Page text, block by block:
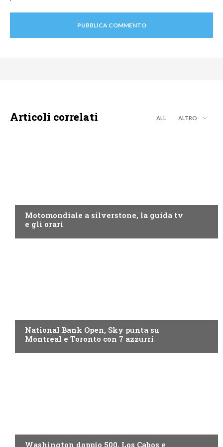
Articoli correlati ALL ALTRO
Motomondiale a silverstone, la guida tv
e gli orari
National Bank Open, Sky punta su
Montreal e Toronto con 7 azzurri
Washington doppio 500, Los Cabos e